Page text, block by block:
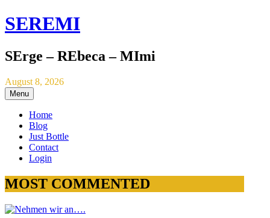
SEREMI
SErge – REbeca – MImi
August 8, 2026
Menu
Home
Blog
Just Bottle
Contact
Login
MOST COMMENTED